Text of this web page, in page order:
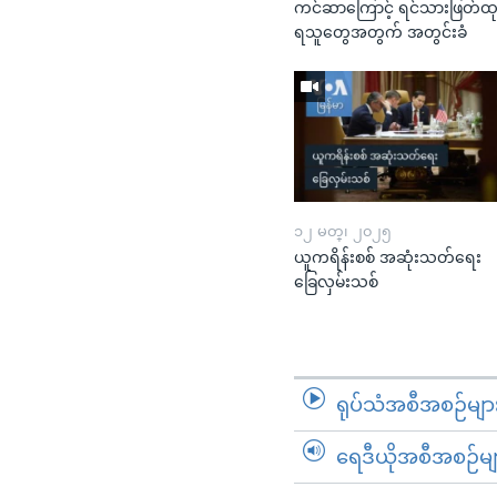
ကင်ဆာကြောင့် ရင်သားဖြတ်
ရသူတွေအတွက် အတွင်းခံ
၁၂ မတ္၊ ၂၀၂၅
ယူကရိန်းစစ် အဆုံးသတ်ရေး
ခြေလှမ်းသစ်
ရုပ်သံအစီအစဉ်မျာ
ရေဒီယိုအစီအစဉ်မျ